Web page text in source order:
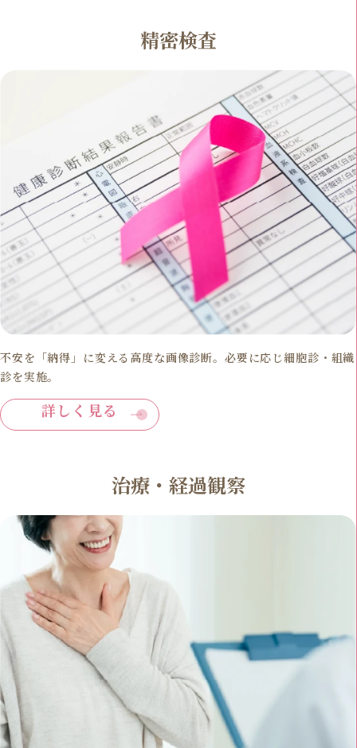
精密検査
不安を「納得」に変える高度な画像診断。必要に応じ細胞診・組織
診を実施。
詳しく見る
治療・経過観察